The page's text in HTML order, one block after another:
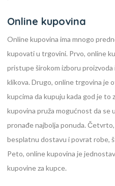
Online kupovina
Online kupovina ima mnogo
kupovati u trgovini. Prvo, online
pristupe širokom izboru proizvoda
klikova. Drugo, online trgovina je
kupcima da kupuju kada god je to
kupovina pruža mogućnost da se
pronađe najbolja ponuda.
besplatnu dostavu i povrat robe,
Peto, online kupovina je
kupovine za kupce.